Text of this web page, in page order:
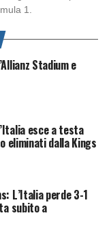
1.
Stadium e
esce a testa
eliminati dalla Kings
L’Italia perde 3-1
subito a